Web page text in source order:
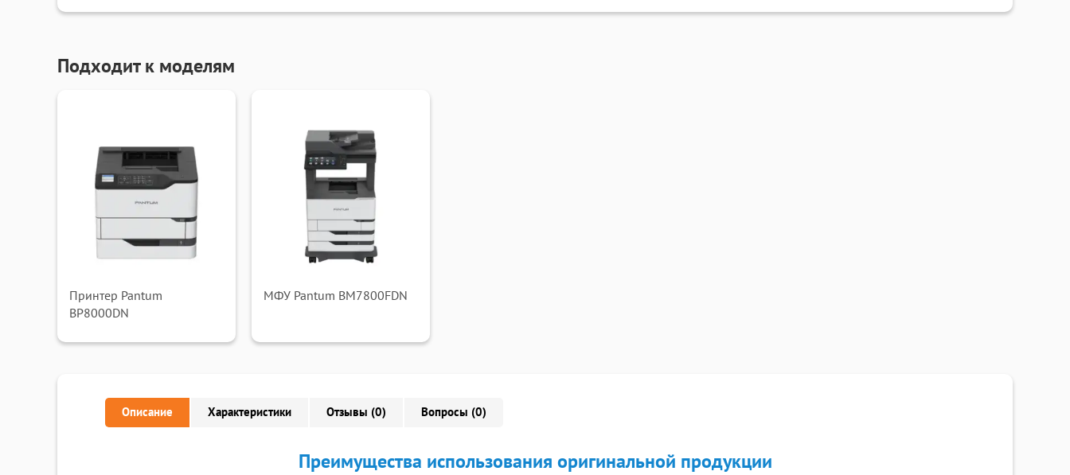
Подходит к моделям
Принтер Pantum
BP8000DN
МФУ Pantum BM7800FDN
Описание Характеристики Отзывы (0) Вопросы (0)
Преимущества использования оригинальной продукции